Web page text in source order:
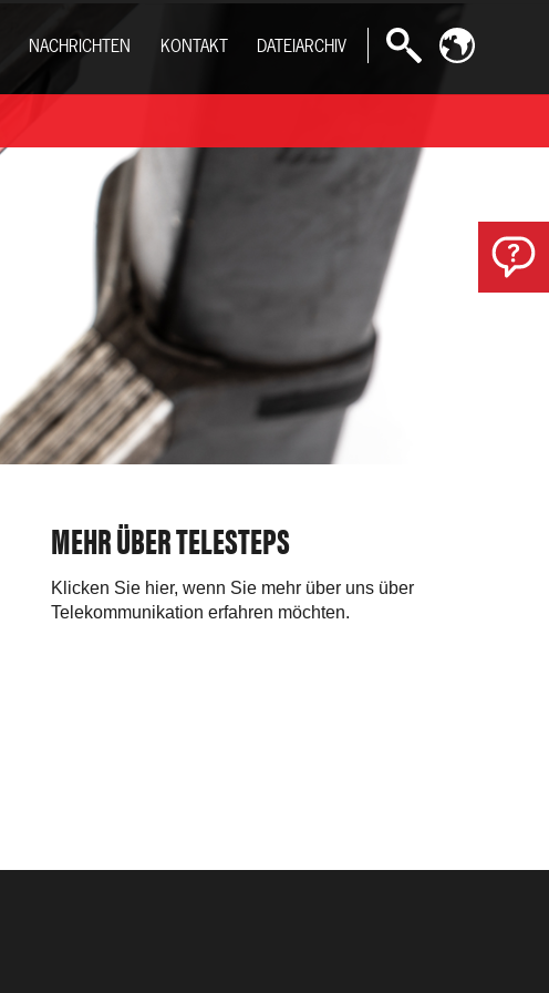
NACHRICHTEN KONTAKT DATEIARCHIV
MEHR ÜBER TELESTEPS
Klicken Sie hier, wenn Sie mehr über uns über
Telekommunikation erfahren möchten.